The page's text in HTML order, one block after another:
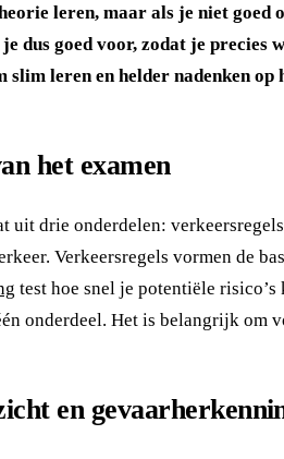
leren, maar als je niet
dus goed voor, zodat je
leren en helder nadenken op
het examen
uit drie onderdelen:
Verkeersregels vormen de
test hoe snel je potentiële
onderdeel. Het is belangrijk om
en